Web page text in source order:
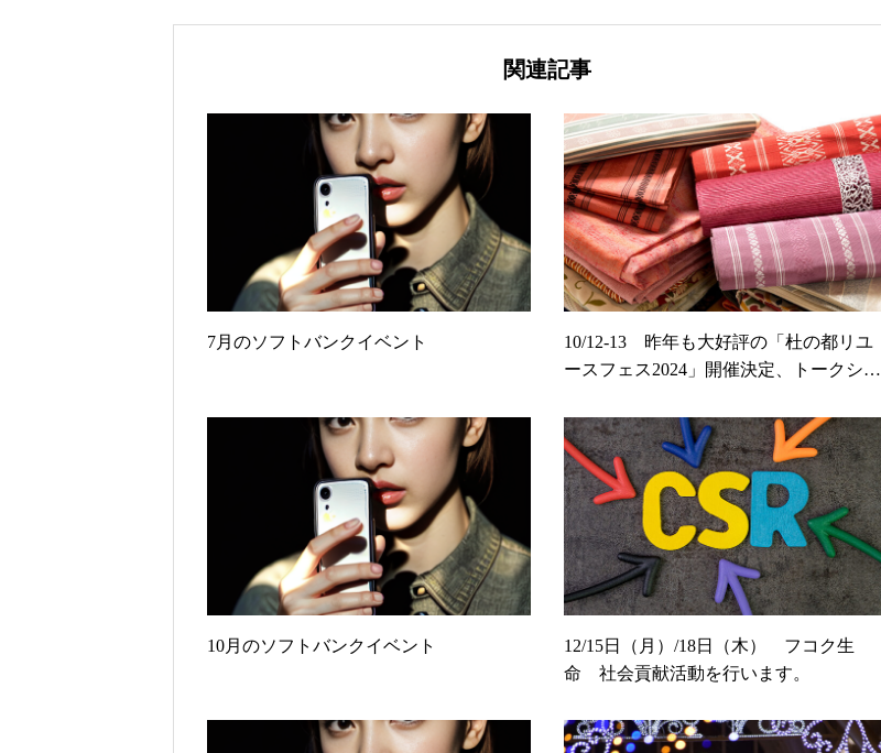
関連記事
7月のソフトバンクイベント
10/12-13 昨年も大好評の「杜の都リユ
ースフェス2024」開催決定、トークショ
10月のソフトバンクイベント
12/15日（月）/18日（木） フコク生
命 社会貢献活動を行います。